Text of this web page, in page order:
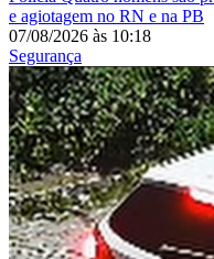
e agiotagem no RN e na PB
07/08/2026 às 10:18
Segurança